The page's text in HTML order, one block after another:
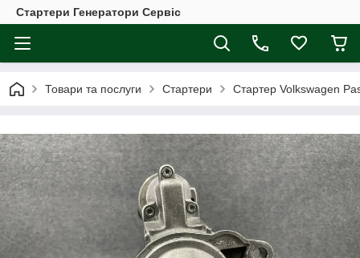
Стартери Генератори Сервіс
Товари та послуги Стартери Стартер Volkswagen